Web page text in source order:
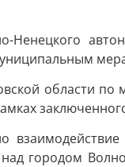
области
городом